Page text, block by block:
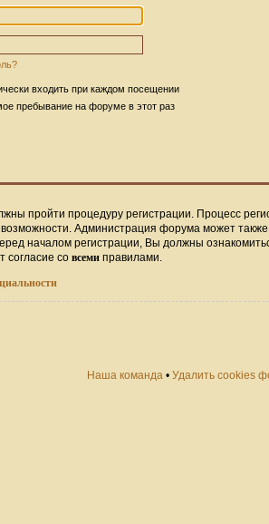
входить при каждом посещении
пребывание на форуме в этот раз
пройти процедуру регистрации. Процесс
Администрация форума может
началом регистрации, Вы должны
согласие со всеми правилами.
Наша команда • Удалить cookies